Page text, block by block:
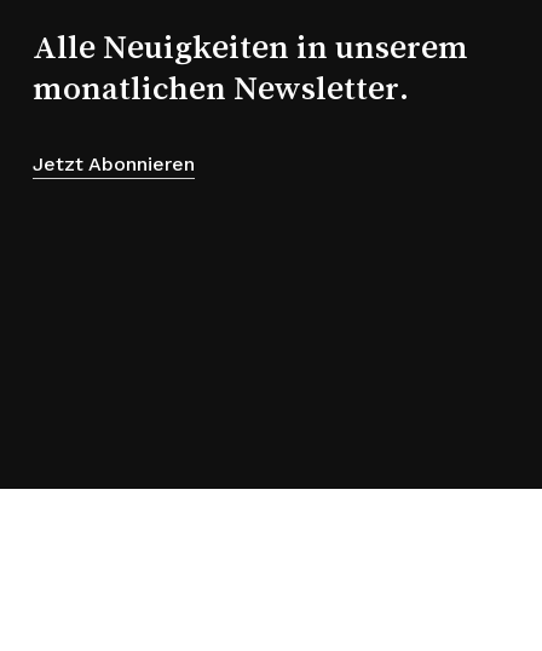
Alle Neuigkeiten in unserem
monatlichen Newsletter.
Jetzt Abonnieren